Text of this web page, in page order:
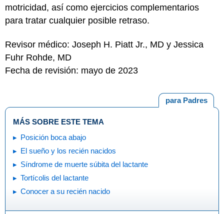
motricidad, así como ejercicios complementarios
para tratar cualquier posible retraso.
Revisor médico: Joseph H. Piatt Jr., MD y Jessica
Fuhr Rohde, MD
Fecha de revisión: mayo de 2023
para Padres
MÁS SOBRE ESTE TEMA
Posición boca abajo
El sueño y los recién nacidos
Síndrome de muerte súbita del lactante
Tortícolis del lactante
Conocer a su recién nacido